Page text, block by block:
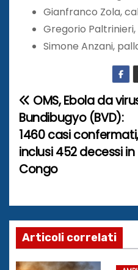
Gianfranco Zola,
Gregorio
Simone Anzani,
N
a
v
g
a
z
OMS, Ebola da
Bundibugyo (BVD):
1460 casi confermati,
inclusi 452 decessi in
Congo
Articoli correlati